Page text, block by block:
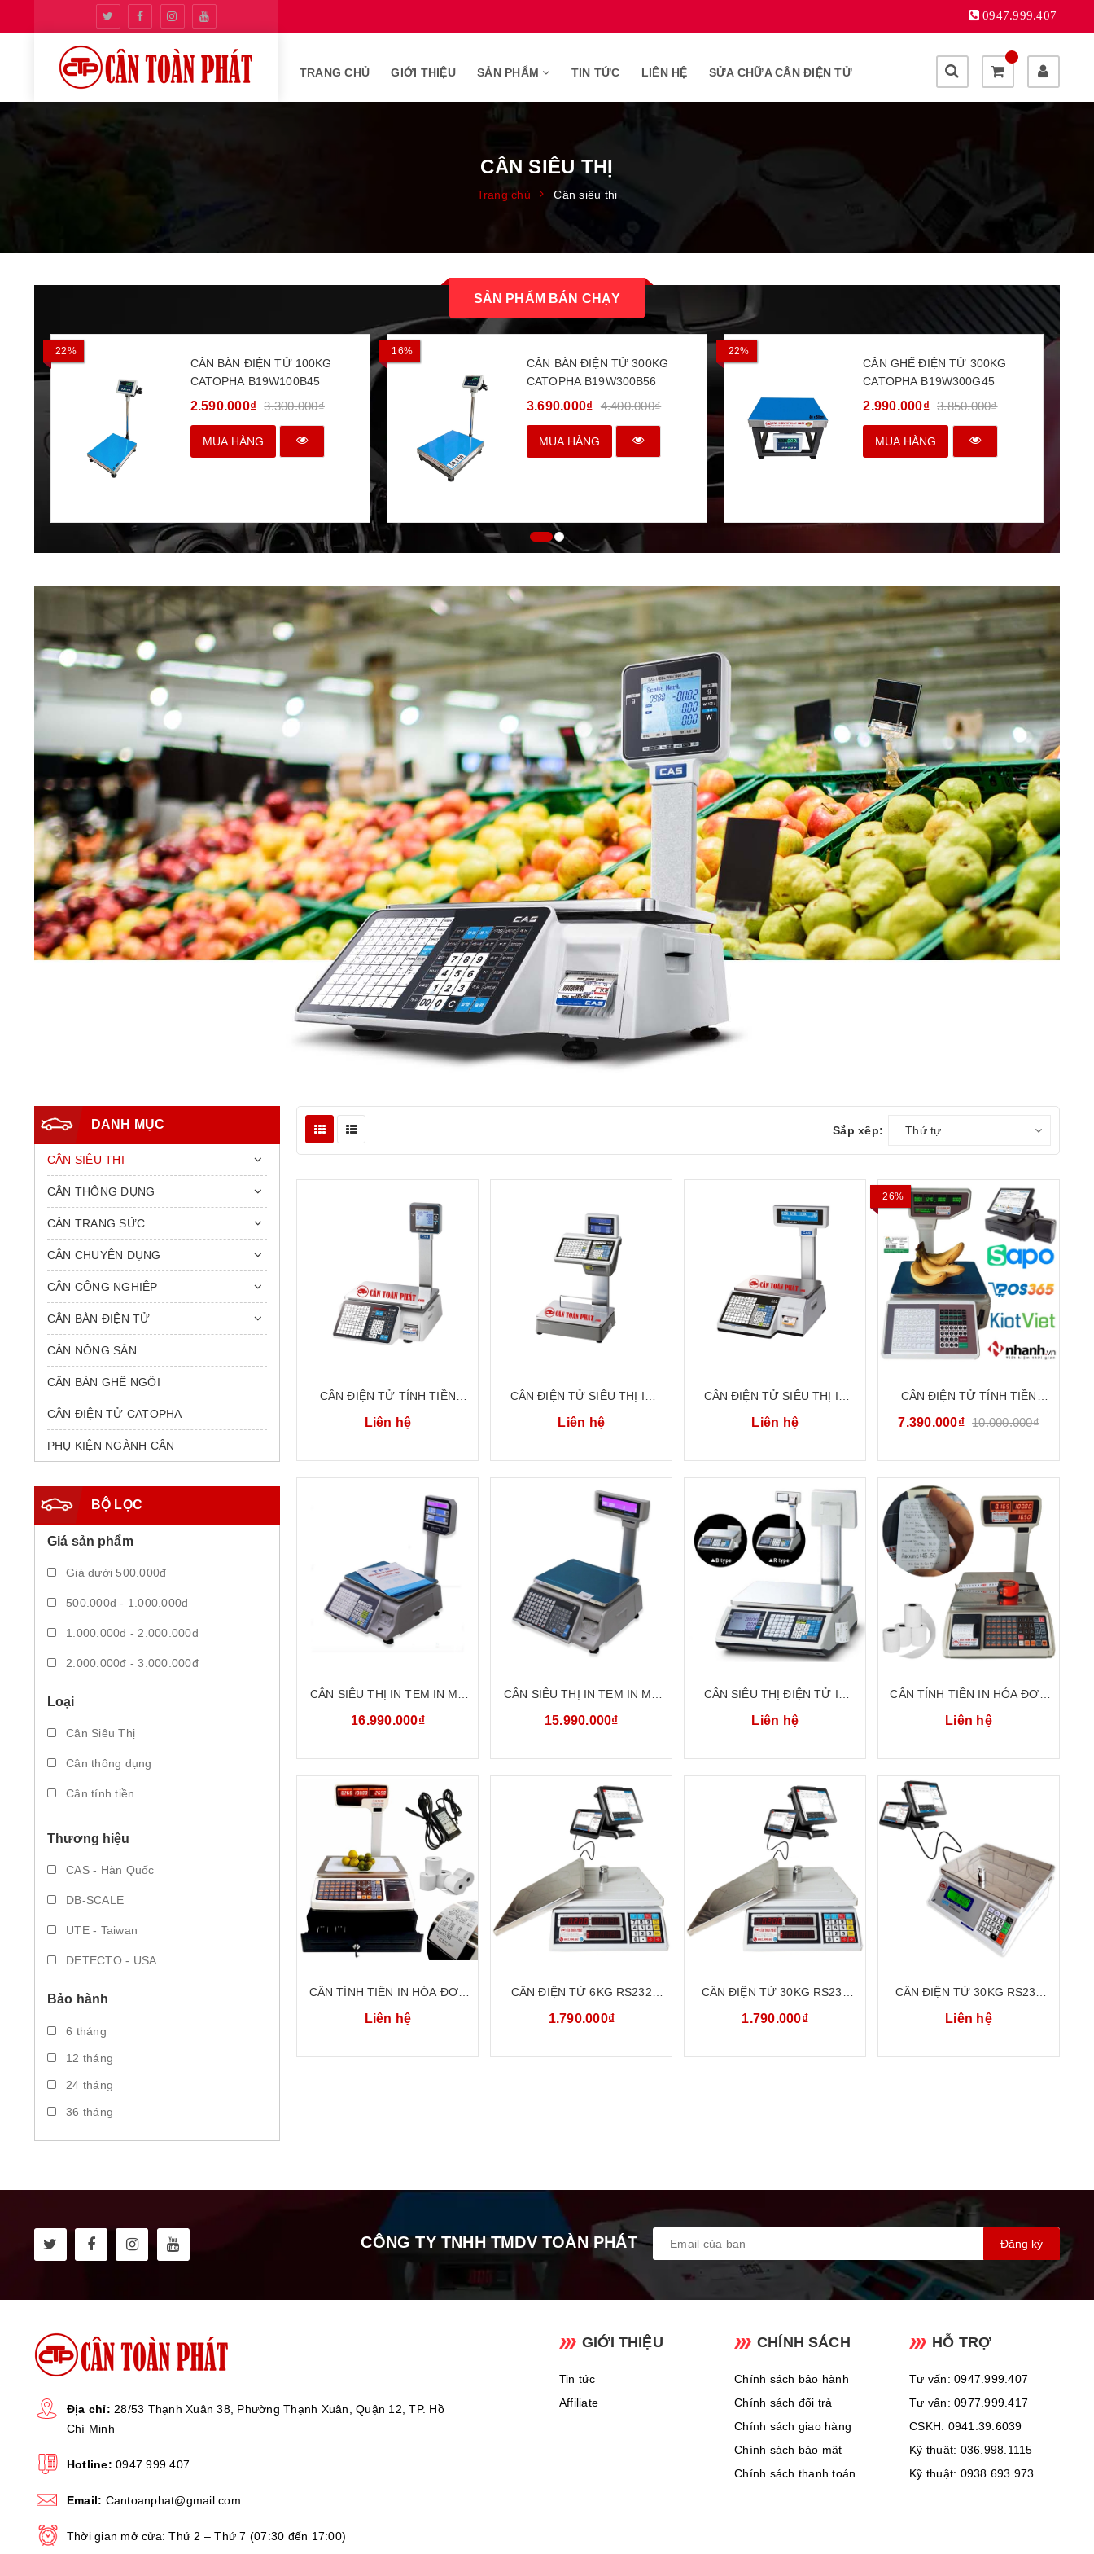
0947.999.407
TRANG CHỦ GIỚI THIỆU SẢN PHẨM TIN TỨC LIÊN HỆ SỬA CHỮA CÂN ĐIỆN TỬ
CÂN SIÊU THỊ
Trang chủ Cân siêu thị
SẢN PHẨM BÁN CHẠY
22%
CÂN BÀN ĐIỆN TỬ 100KG
CATOPHA B19W100B45
2.590.000₫ 3.300.000₫
MUA HÀNG
16%
CÂN BÀN ĐIỆN TỬ 300KG
CATOPHA B19W300B56
3.690.000₫ 4.400.000₫
MUA HÀNG
22%
CÂN GHẾ ĐIỆN TỬ 300KG
CATOPHA B19W300G45
2.990.000₫ 3.850.000₫
MUA HÀNG
Sắp xếp: Thứ tự
CÂN ĐIỆN TỬ TÍNH TIỀN
SIÊU THỊ 6KG 15KG 30KG
CAS HÀN QUỐC CL3000 P
Liên hệ
CÂN ĐIỆN TỬ SIÊU THỊ IN
TEM MÃ VẠCH 30KG CÂN
TÍNH TIỀN CAS HÀN QUỐC
Liên hệ
CÂN ĐIỆN TỬ SIÊU THỊ IN
TEM MÃ VẠCH 30KG CÂN
TÍNH TIỀN CAS HÀN QUỐC
Liên hệ
26%
CÂN ĐIỆN TỬ TÍNH TIỀN
30KG DETECTO CTP-TM-XA
7.390.000₫ 10.000.000₫
CÂN SIÊU THỊ IN TEM IN MÃ
TÍNH TIỀN TPS-BCS100PE
16.990.000₫
CÂN SIÊU THỊ IN TEM IN MÃ
TÍNH TIỀN TPS-TR30
15.990.000₫
CÂN SIÊU THỊ ĐIỆN TỬ IN
HÓA ĐƠN IN PHIẾU 30KG
CÂN TÍNH TIỀN CAS HÀN
Liên hệ
CÂN TÍNH TIỀN IN HÓA ĐƠN
30KG JADEVER CTP JPT30
BH 36 THÁNG
Liên hệ
CÂN TÍNH TIỀN IN HÓA ĐƠN
30KG JADEVER TOPCASH
JTP
Liên hệ
CÂN ĐIỆN TỬ 6KG RS232
HÀNG UTE UPA6-RS232
1.790.000₫
CÂN ĐIỆN TỬ 30KG RS232
HÀNG UTE UPA-RS232
1.790.000₫
CÂN ĐIỆN TỬ 30KG RS232
KẾT NỐI PHẦN MỀM BÁN
HÀNG KIOTVIET UTE UWA-N
Liên hệ
DANH MỤC
CÂN SIÊU THỊ
CÂN THÔNG DỤNG
CÂN TRANG SỨC
CÂN CHUYÊN DỤNG
CÂN CÔNG NGHIỆP
CÂN BÀN ĐIỆN TỬ
CÂN NÔNG SẢN
CÂN BÀN GHẾ NGỒI
CÂN ĐIỆN TỬ CATOPHA
PHỤ KIỆN NGÀNH CÂN
BỘ LỌC
Giá sản phẩm
Giá dưới 500.000đ
500.000đ - 1.000.000đ
1.000.000đ - 2.000.000đ
2.000.000đ - 3.000.000đ
Loại
Cân Siêu Thị
Cân thông dụng
Cân tính tiền
Thương hiệu
CAS - Hàn Quốc
DB-SCALE
UTE - Taiwan
DETECTO - USA
Jadever - Taiwan
Bảo hành
6 tháng
12 tháng
24 tháng
36 tháng
CÔNG TY TNHH TMDV TOÀN PHÁT Đăng ký
Địa chỉ: 28/53 Thạnh Xuân 38, Phường Thạnh Xuân, Quận 12, TP. Hồ
Chí Minh
Hotline: 0947.999.407
Email: Cantoanphat@gmail.com
Thời gian mở cửa: Thứ 2 – Thứ 7 (07:30 đến 17:00)
GIỚI THIỆU
Tin tức
Affiliate
CHÍNH SÁCH
Chính sách bảo hành
Chính sách đổi trả
Chính sách giao hàng
Chính sách bảo mật
Chính sách thanh toán
HỖ TRỢ
Tư vấn: 0947.999.407
Tư vấn: 0977.999.417
CSKH: 0941.39.6039
Kỹ thuật: 036.998.1115
Kỹ thuật: 0938.693.973